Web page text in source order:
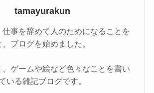
tamayurakun
事を辞めて人のためになることを
、ブログを始めました。
、ゲームや絵など色々なことを書い
いる雑記ブログです。